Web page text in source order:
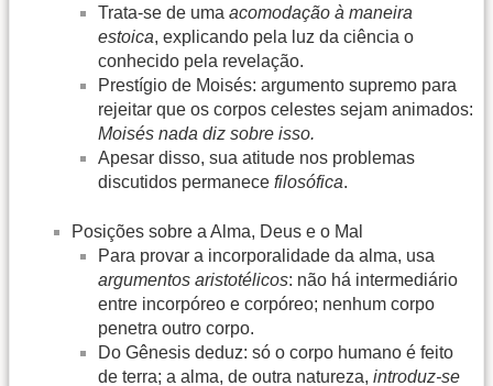
Trata-se de uma acomodação à maneira
estoica, explicando pela luz da ciência o
conhecido pela revelação.
Prestígio de Moisés: argumento supremo para
rejeitar que os corpos celestes sejam animados:
Moisés nada diz sobre isso.
Apesar disso, sua atitude nos problemas
discutidos permanece filosófica.
Posições sobre a Alma, Deus e o Mal
Para provar a incorporalidade da alma, usa
argumentos aristotélicos: não há intermediário
entre incorpóreo e corpóreo; nenhum corpo
penetra outro corpo.
Do Gênesis deduz: só o corpo humano é feito
de terra; a alma, de outra natureza, introduz-se